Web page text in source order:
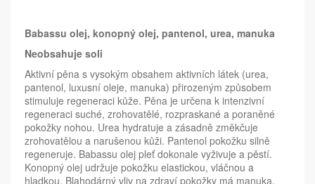
Babassu olej, konopný olej, pantenol, urea, manuka
Neobsahuje soli
Aktivní pěna s vysokým obsahem aktivních látek (urea,
pantenol, luxusní oleje, manuka) přirozeným způsobem
stimuluje regeneraci kůže. Pěna je určena k intenzivní
regeneraci suché, zrohovatělé, rozpraskané a poraněné
pokožky nohou. Urea hydratuje a zásadně změkčuje
zrohovatělou a narušenou kůži. Pantenol pokožku silně
regeneruje. Babassu olej pleť dokonale vyživuje a pěstí.
Konopný olej udržuje pokožku elastickou, vláčnou a
hladkou. Blahodárný vliv na zdraví pokožky má manuka,